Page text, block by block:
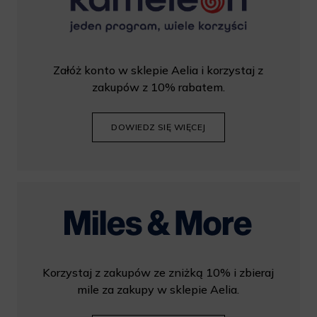
Załóż konto w sklepie Aelia i korzystaj z
zakupów z 10% rabatem.
DOWIEDZ SIĘ WIĘCEJ
Korzystaj z zakupów ze zniżką 10% i zbieraj
mile za zakupy w sklepie Aelia.